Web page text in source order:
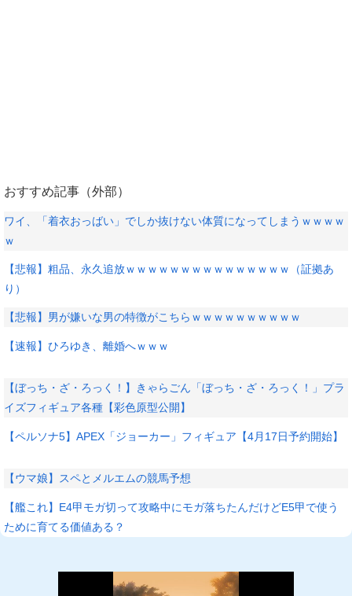
おすすめ記事（外部）
ワイ、「着衣おっばい」でしか抜けない体質になってしまうｗｗｗｗ
ｗ
【悲報】粗品、永久追放ｗｗｗｗｗｗｗｗｗｗｗｗｗｗｗ（証拠あ
り）
【悲報】男が嫌いな男の特徴がこちらｗｗｗｗｗｗｗｗｗｗ
【速報】ひろゆき、離婚へｗｗｗ
【ぼっち・ざ・ろっく！】きゃらごん「ぼっち・ざ・ろっく！」プラ
イズフィギュア各種【彩色原型公開】
【ペルソナ5】APEX「ジョーカー」フィギュア【4月17日予約開始】
【ウマ娘】スペとメルエムの競馬予想
【艦これ】E4甲モガ切って攻略中にモガ落ちたんだけどE5甲で使う
ために育てる価値ある？